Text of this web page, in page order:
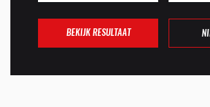
BEKIJK RESULTAAT